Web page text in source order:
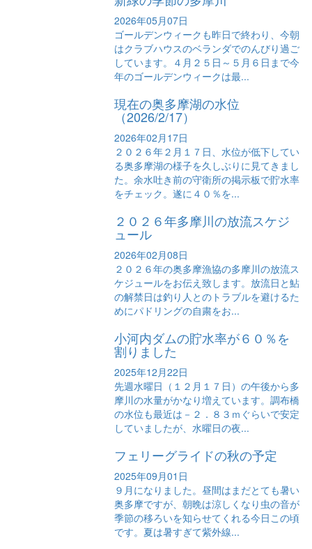
2026年05月07日
ゴールデンウィークも昨日で終わり、今朝
はクラブハウスのベランダでのんびり過ご
しています。４月２５日～５月６日まで今
年のゴールデンウィークは最...
現在の奥多摩湖の水位
（2026/2/17）
2026年02月17日
２０２６年２月１７日、水位が低下してい
る奥多摩湖の様子を久しぶりに見てきまし
た。余水吐き前の守衛所の掲示板で貯水率
をチェック。遂に４０％を...
２０２６年多摩川の放流スケジ
ュール
2026年02月08日
２０２６年の奥多摩漁協の多摩川の放流ス
ケジュールをお伝え致します。放流日と鮎
の解禁日は釣り人とのトラブルを避けるた
めにパドリングの自粛をお...
小河内ダムの貯水率が６０％を
割りました
2025年12月22日
先週水曜日（１２月１７日）の午後から多
摩川の水量がかなり増えています。調布橋
の水位も最近は－２．８３ｍぐらいで安定
していましたが、水曜日の夜...
フェリーグライドの秋の予定
2025年09月01日
９月になりました。昼間はまだとても暑い
奥多摩ですが、朝晩は涼しくなり虫の音が
季節の移ろいを知らせてくれる今日この頃
です。夏は暑すぎて紫外線...